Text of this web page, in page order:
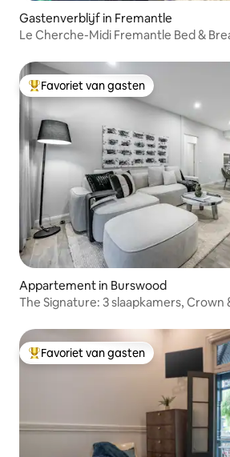
Gastenverblijf in Fremantle
Le Cherche-Midi Fremantle Bed &
Topfavoriet van gasten
Favoriet van gasten
Appartement in Burswood
The Signature: 3 slaapkamers, Crown
Topfavoriet van gasten
Favoriet van gasten